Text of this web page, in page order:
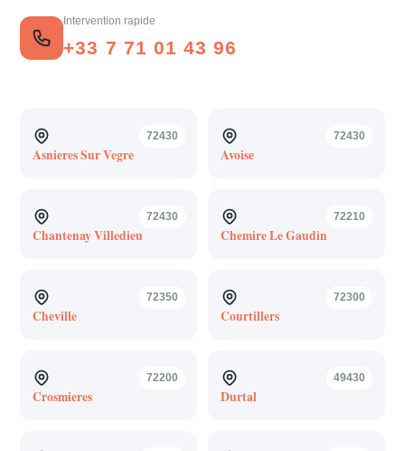
Intervention rapide
+33 7 71 01 43 96
72430
Asnieres Sur Vegre
72430
Avoise
72430
Chantenay Villedieu
72210
Chemire Le Gaudin
72350
Cheville
72300
Courtillers
72200
Crosmieres
49430
Durtal